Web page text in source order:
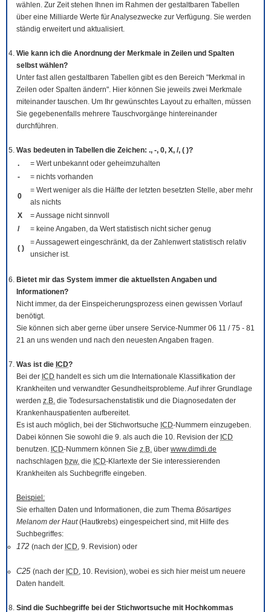
wählen. Zur Zeit stehen Ihnen im Rahmen der gestaltbaren Tabellen
über eine Milliarde Werte für Analysezwecke zur Verfügung. Sie werden
ständig erweitert und aktualisiert.
Wie kann ich die Anordnung der Merkmale in Zeilen und Spalten
selbst wählen?
Unter fast allen gestaltbaren Tabellen gibt es den Bereich "Merkmal in
Zeilen oder Spalten ändern". Hier können Sie jeweils zwei Merkmale
miteinander tauschen. Um Ihr gewünschtes Layout zu erhalten, müssen
Sie gegebenenfalls mehrere Tauschvorgänge hintereinander
durchführen.
Was bedeuten in Tabellen die Zeichen: ., -, 0, X, /, ( )?
.
= Wert unbekannt oder geheimzuhalten
-
= nichts vorhanden
0
= Wert weniger als die Hälfte der letzten besetzten Stelle, aber mehr
als nichts
X
= Aussage nicht sinnvoll
/
= keine Angaben, da Wert statistisch nicht sicher genug
( )
= Aussagewert eingeschränkt, da der Zahlenwert statistisch relativ
unsicher ist.
Bietet mir das System immer die aktuellsten Angaben und
Informationen?
Nicht immer, da der Einspeicherungsprozess einen gewissen Vorlauf
benötigt.
Sie können sich aber gerne über unsere Service-Nummer 06 11 / 75 - 81
21 an uns wenden und nach den neuesten Angaben fragen.
Was ist die ICD?
Bei der ICD handelt es sich um die Internationale Klassifikation der
Krankheiten und verwandter Gesundheitsprobleme. Auf ihrer Grundlage
werden z.B. die Todesursachenstatistik und die Diagnosedaten der
Krankenhauspatienten aufbereitet.
Es ist auch möglich, bei der Stichwortsuche ICD-Nummern einzugeben.
Dabei können Sie sowohl die 9. als auch die 10. Revision der ICD
benutzen. ICD-Nummern können Sie z.B. über www.dimdi.de
nachschlagen bzw. die ICD-Klartexte der Sie interessierenden
Krankheiten als Suchbegriffe eingeben.
Beispiel:
Sie erhalten Daten und Informationen, die zum Thema Bösartiges
Melanom der Haut(Hautkrebs) eingespeichert sind, mit Hilfe des
Suchbegriffes:
172 (nach der ICD, 9. Revision) oder
C25 (nach der ICD, 10. Revision), wobei es sich hier meist um neuere
Daten handelt.
Sind die Suchbegriffe bei der Stichwortsuche mit Hochkommas